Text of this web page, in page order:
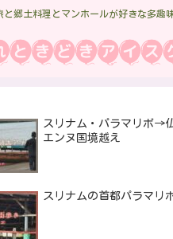
と郷土料理とマンホールが好きな多趣
スリナム・パラマリボ→
エンヌ国境越え
スリナムの首都パラマリ